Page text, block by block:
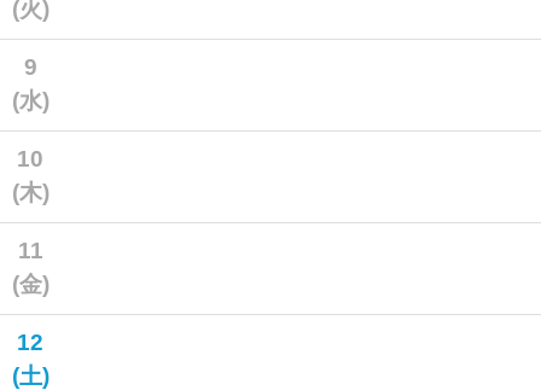
(火)
9
(水)
10
(木)
11
(金)
12
(土)